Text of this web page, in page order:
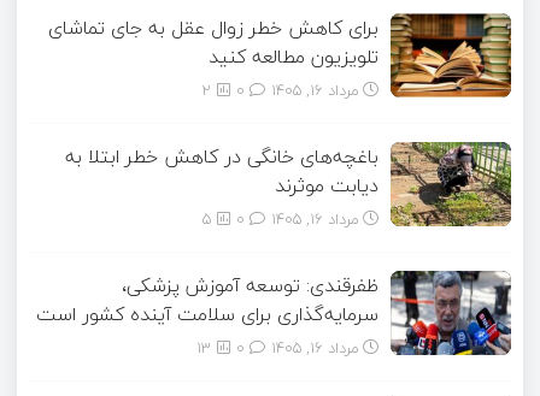
برای کاهش خطر زوال عقل به جای تماشای
تلویزیون مطالعه کنید
مرداد ۱۶, ۱۴۰۵ 2
باغچه‌های خانگی در کاهش خطر ابتلا به
دیابت موثرند
مرداد ۱۶, ۱۴۰۵ 5
ظفرقندی: توسعه آموزش پزشکی،
سرمایه‌گذاری برای سلامت آینده کشور است
مرداد ۱۶, ۱۴۰۵ 13